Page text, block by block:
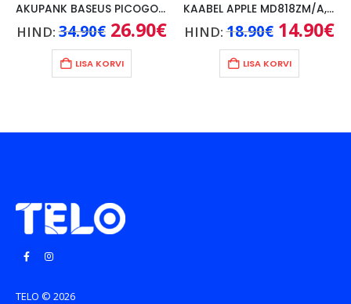
AKUPANK BASEUS PICOGO AM41 5000mAh, 20W, KAABEL USB-C 60W/30CM, HALL
HIND:34.90€ Algne
hind
oli:
34.90€.
26.90€Praegune
hind
LISA KORVI
KAABEL APPLE MD818ZM/A, 1M
HIND:18.90€ Algne
hind
oli:
18.90€.
14.90€
LISA KORVI
TELO © 2026